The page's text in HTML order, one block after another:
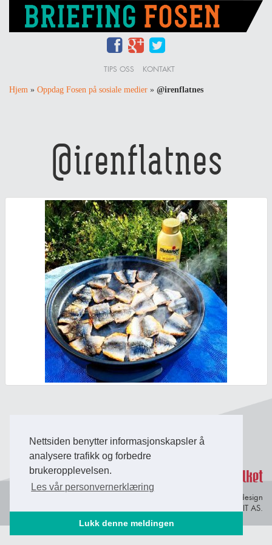
Nettsiden benytter informasjonskapsler å
analysere trafikk og forbedre
brukeropplevelsen.
Les vår personvernerklæring
Lukk denne meldingen
TIPS OSS KONTAKT
Hjem » Oppdag Fosen på sosiale medier » @irenflatnes
@irenflatnes
Webdesign
av Lindbak IT AS.